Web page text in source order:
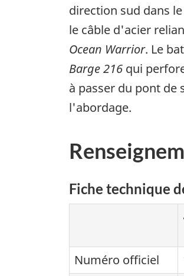
direction sud dans
le câble d'acier
Ocean Warrior. Le
Barge 216 qui
à passer du pont de
l'abordage.
Fiche technique
Numéro officiel